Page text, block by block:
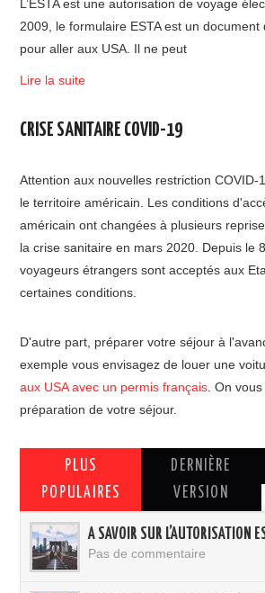
L’ESTA est une autorisation de voyage
2009, le formulaire ESTA est un document
pour aller aux USA. Il ne peut
Lire la suite
CRISE SANITAIRE COVID-19
Attention aux nouvelles restriction COVID-
le territoire américain. Les conditions
américain ont changées à plusieurs
la crise sanitaire en mars 2020. Depuis le
voyageurs étrangers sont acceptés aux
certaines conditions.
D'autre part, préparer votre séjour à
exemple vous envisagez de louer une
aux USA avec un permis français . On
préparation de votre séjour.
PLUS
POPULAIRES
DERNIÈRE
VERSION
A SAVOIR SUR L’AUTORISATION
Pas de commentaire